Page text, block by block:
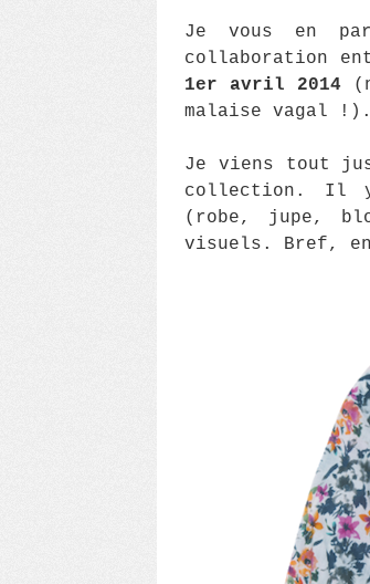
Je vous en
collaboration
1er avril 2014
malaise vagal !).
Je viens tout
collection. Il y
(robe, jupe,
visuels. Bref,